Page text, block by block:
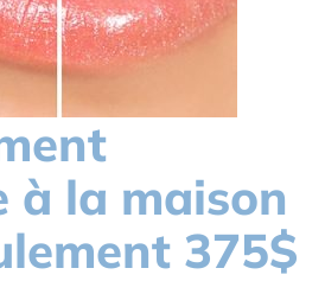
à la maison
375$